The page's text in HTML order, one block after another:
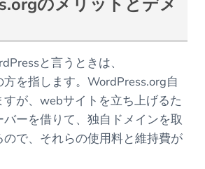
と言うときは、
方を指します。WordPress.org自
が、webサイトを立ち上げるた
ーを借りて、独自ドメインを取
で、それらの使用料と維持費が